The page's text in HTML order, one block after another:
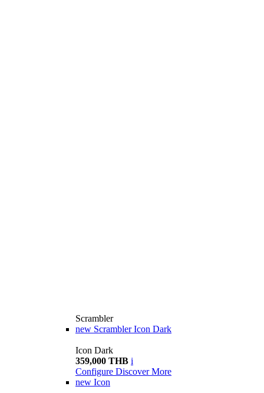
Scrambler
new Scrambler Icon Dark
Icon Dark
359,000 THB i
Configure Discover More
new Icon